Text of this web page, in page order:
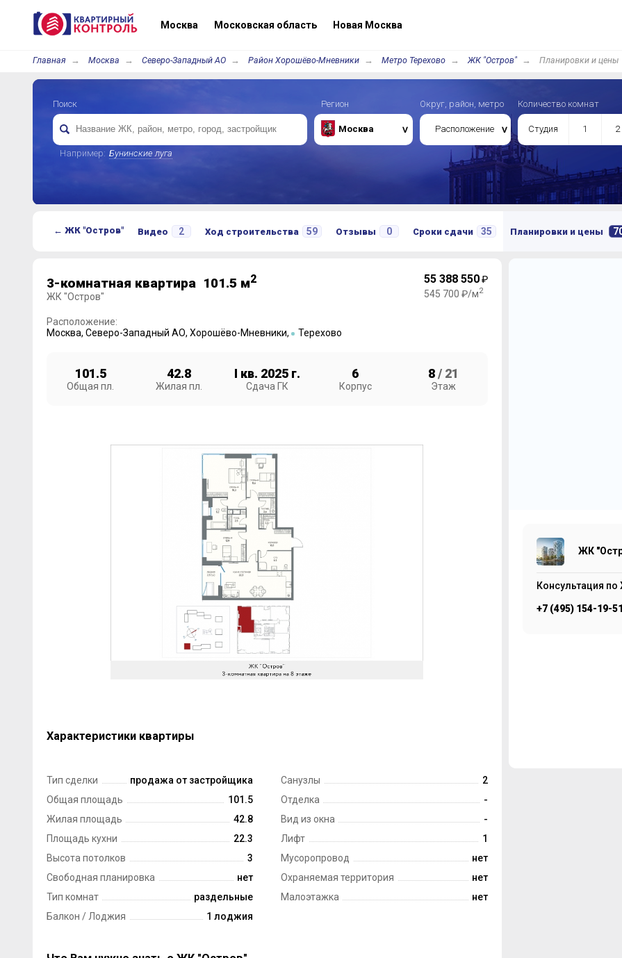
Москва Московская область Новая Москва
Главная Москва Северо-Западный АО Район Хорошёво-Мневники Метро Терехово ЖК "Остров" Планировки и цены
Поиск
Например: Бунинские луга
Регион
Москва
Округ, район, метро
Расположение
Количество комнат
Студия 1 2
← ЖК "Остров" Видео 2 Ход строительства 59 Отзывы 0 Сроки сдачи 35 Планировки и цены
3-комнатная квартира 101.5 м2
ЖК "Остров"
55 388 550₽
545 700 ₽/м2
Расположение:
Москва, Северо-Западный АО, Хорошёво-Мневники, Терехово
101.5
Общая пл.
42.8
Жилая пл.
I кв. 2025 г.
Сдача ГК
6
Корпус
8/ 21
Этаж
Характеристики квартиры
Тип сделки
продажа от застройщика
Общая площадь
101.5
Жилая площадь
42.8
Площадь кухни
22.3
Высота потолков
3
Свободная планировка
нет
Тип комнат
раздельные
Балкон / Лоджия
1 лоджия
Санузлы
2
Отделка
-
Вид из окна
-
Лифт
1
Мусоропровод
нет
Охраняемая территория
нет
Малоэтажка
нет
ЖК
Консультация
+7 (495) 154-19-51